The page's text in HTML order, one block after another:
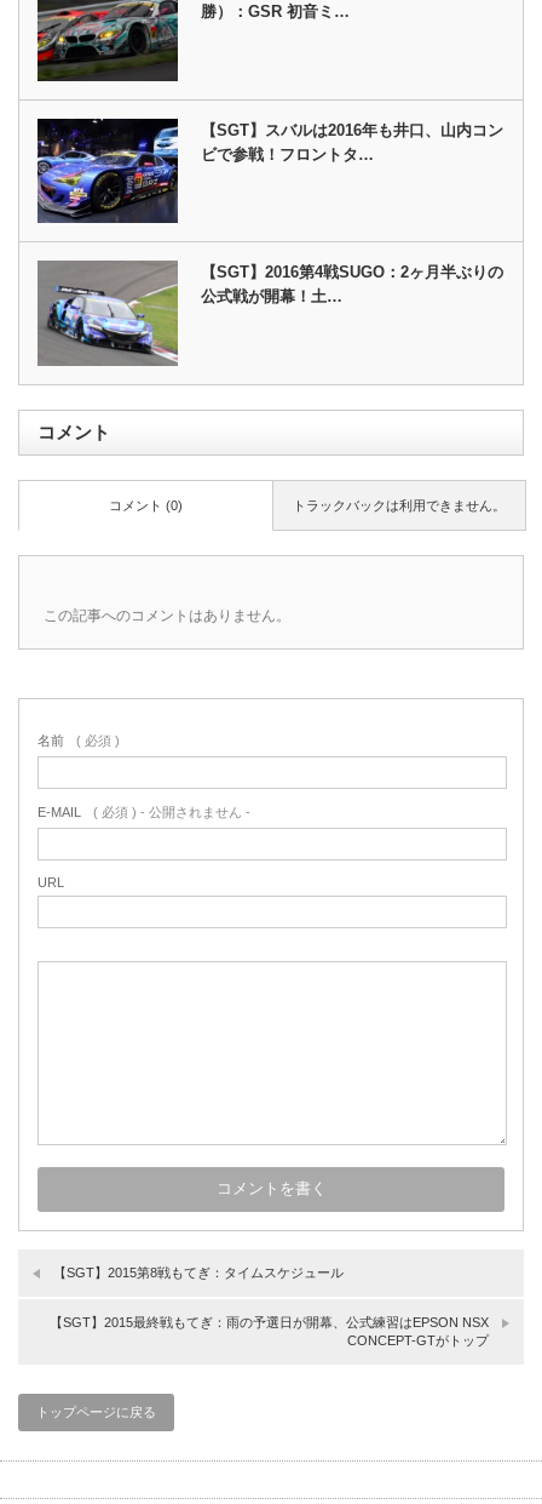
勝）：GSR 初音ミ…
【SGT】スバルは2016年も井口、山内コン
ビで参戦！フロントタ…
【SGT】2016第4戦SUGO：2ヶ月半ぶりの
公式戦が開幕！土…
コメント
トラックバックは利用できません。
コメント (0)
この記事へのコメントはありません。
名前 ( 必須 )
E-MAIL ( 必須 ) - 公開されません -
URL
【SGT】2015第8戦もてぎ：タイムスケジュール
【SGT】2015最終戦もてぎ：雨の予選日が開幕、公式練習はEPSON NSX
CONCEPT-GTがトップ
トップページに戻る